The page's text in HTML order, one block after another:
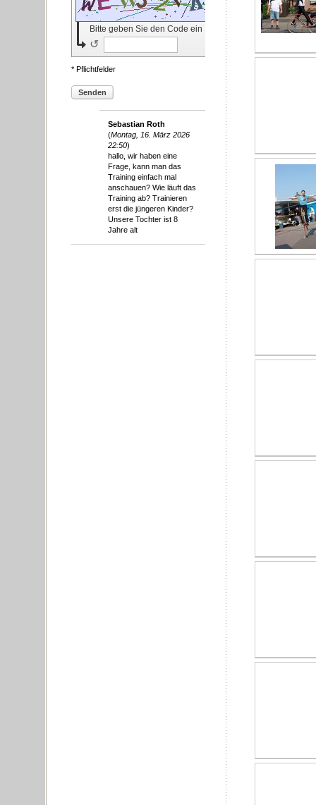
Bitte geben Sie den Code ein
↺
* Pflichtfelder
Senden
Sebastian Roth
(Montag, 16. März 2026
22:50)
hallo, wir haben eine
Frage, kann man das
Training einfach mal
anschauen? Wie läuft das
Training ab? Trainieren
erst die jüngeren Kinder?
Unsere Tochter ist 8
Jahre alt